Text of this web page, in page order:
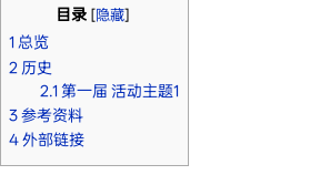
目录[隐藏]
1 总览
2 历史
2.1第一届 活动主题1
3 参考资料
4 外部链接